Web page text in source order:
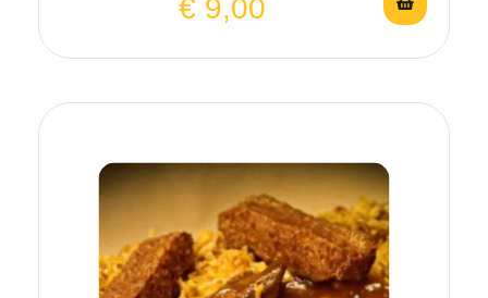
€ 9,00